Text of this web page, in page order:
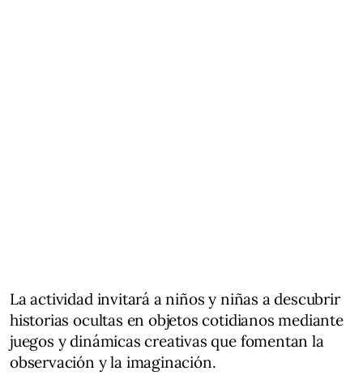
La actividad invitará a niños y niñas a descubrir
historias ocultas en objetos cotidianos mediante
juegos y dinámicas creativas que fomentan la
observación y la imaginación.